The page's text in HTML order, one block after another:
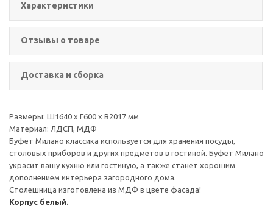
Характеристики
Отзывы о товаре
Доставка и сборка
Размеры: Ш1640 х Г600 х В2017 мм
Материал: ЛДСП, МДФ
Буфет Милано классика используется для хранения посуды,
столовых приборов и других предметов в гостиной. Буфет Милано
украсит вашу кухню или гостиную, а также станет хорошим
дополнением интерьера загородного дома.
Столешница изготовлена из МДФ в цвете фасада!
Корпус белый.